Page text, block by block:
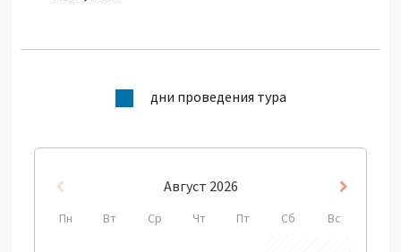
дни проведения тура
Пред
Август 2026
Пн Вт Ср Чт Пт Сб Вс